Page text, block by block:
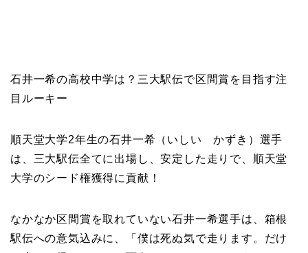
石井一希の高校中学は？三大駅伝で区間賞を目指す注
目ルーキー
順天堂大学2年生の石井一希（いしい かずき）選手
は、三大駅伝全てに出場し、安定した走りで、順天堂
大学のシード権獲得に貢献！
なかなか区間賞を取れていない石井一希選手は、箱根
駅伝への意気込みに、「僕は死ぬ気で走ります。だけ